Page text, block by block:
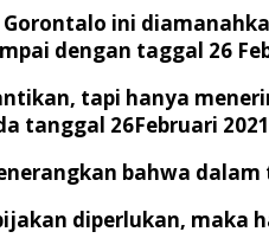
ini
dengan taggal 26
tapi hanya
tanggal 26Februari
bahwa
diperlukan, maka